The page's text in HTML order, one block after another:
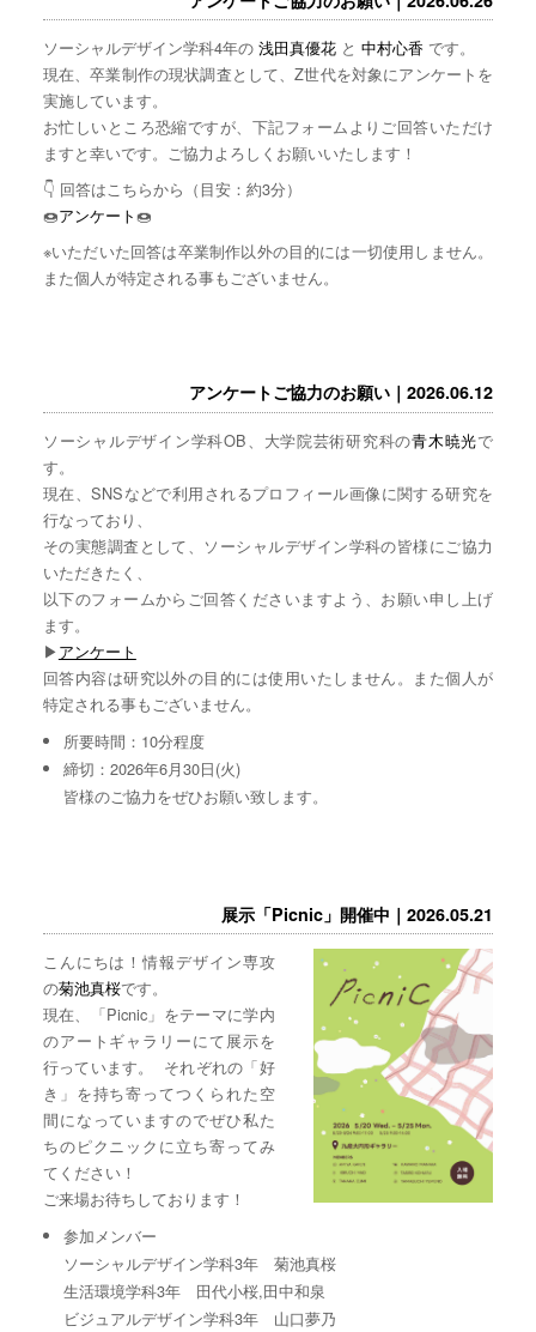
ソーシャルデザイン学科4年の 浅田真優花と 中村心香 です。
現在、卒業制作の現状調査として、Z世代を対象にアンケートを
実施しています。
お忙しいところ恐縮ですが、下記フォームよりご回答いただけ
ますと幸いです。ご協力よろしくお願いいたします！
👇 回答はこちらから（目安：約3分）
🍩アンケート🍩
※いただいた回答は卒業制作以外の目的には一切使用しません。
また個人が特定される事もございません。
アンケートご協力のお願い｜2026.06.12
ソーシャルデザイン学科OB、大学院芸術研究科の青木暁光で
す。
現在、SNSなどで利用されるプロフィール画像に関する研究を
行なっており、
その実態調査として、ソーシャルデザイン学科の皆様にご協力
いただきたく、
以下のフォームからご回答くださいますよう、お願い申し上げ
ます。
▶︎アンケート
回答内容は研究以外の目的には使用いたしません。また個人が
特定される事もございません。
所要時間：10分程度
締切：2026年6月30日(火)
皆様のご協力をぜひお願い致します。
展示「Picnic」開催中｜2026.05.21
こんにちは！情報デザイン専攻
の菊池真桜です。
現在、「Picnic」をテーマに学内
のアートギャラリーにて展示を
行っています。 それぞれの「好
き」を持ち寄ってつくられた空
間になっていますのでぜひ私た
ちのピクニックに立ち寄ってみ
てください！
ご来場お待ちしております！
参加メンバー
ソーシャルデザイン学科3年 菊池真桜
生活環境学科3年 田代小桜,田中和泉
ビジュアルデザイン学科3年 山口夢乃